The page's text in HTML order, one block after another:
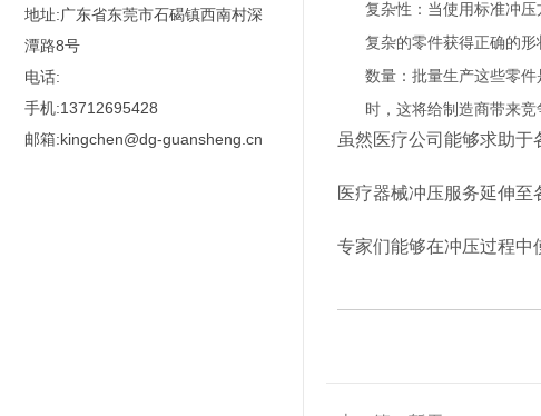
地址:广东省东莞市石碣镇西南村深
潭路8号
电话:
手机:13712695428
邮箱:kingchen@dg-guansheng.cn
复杂性：当使用标准冲压
复杂的零件获得正确的形
数量：批量生产这些零
时，这将给制造商带来竞
虽然医疗公司能够求助于
医疗器械冲压服务延伸至
专家们能够在冲压过程中